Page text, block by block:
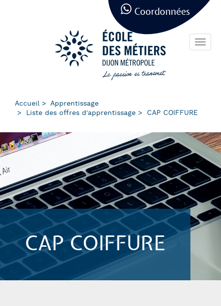
Panneau de gestion des cookies
Coordonnées
Accueil
Apprentissage
Liste des offres d'apprentissage
CAP COIFFURE
CAP COIFFURE